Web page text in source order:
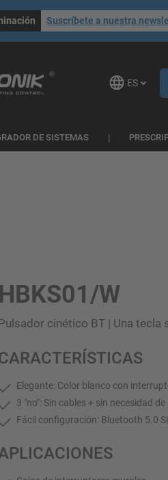
Suscríbete a nuestra
ES
DE SISTEMAS
HBKS01/W
cinético BT | Una tecla
Elegante: Color blanco con
3 "no": Sin cables + sin necesidad
Fácil configuración: Bluetooth 5.0